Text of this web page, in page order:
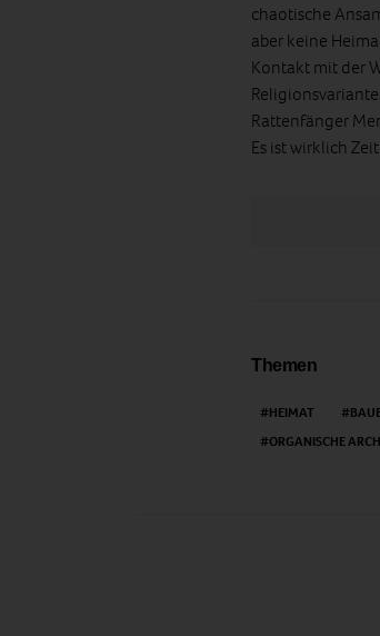
chaotische
aber keine
Kontakt mit der
Rattenfänger
Es ist wirklich
Themen
HEIMAT
ORGANISCHE